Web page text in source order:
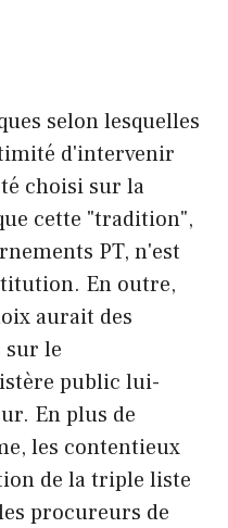
selon lesquelles
d'intervenir
choisi sur la
cette "tradition",
PT, n'est
En outre,
aurait des
sur le
public lui-
En plus de
les contentieux
de la triple liste
procureurs de